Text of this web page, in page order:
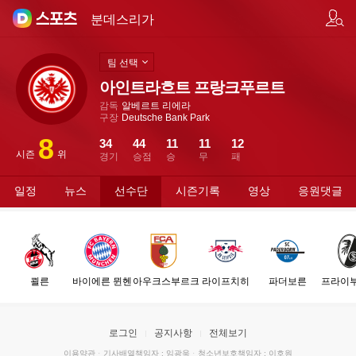
분데스리가
아인트라흐트 프랑크푸르트
감독 알베르트 리에라
구장 Deutsche Bank Park
시즌 8 위 경기
34
승점
44
승
11
무
11
패
12
팀 선택
일정 뉴스 선수단 시즌기록 영상 응원댓글
쾰른 바이에른 뮌헨 아우크스부르크 라이프치히 파더보른 프라이
로그인 공지사항 전체보기
이용약관 · 기사배열책임자 : 임광욱 · 청소년보호책임자 : 이호원